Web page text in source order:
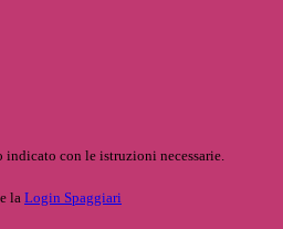
con le istruzioni necessarie.
la Login Spaggiari